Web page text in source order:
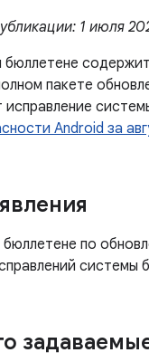
1 июля
бюллетене
пакете
исправление
Android за
по
системы